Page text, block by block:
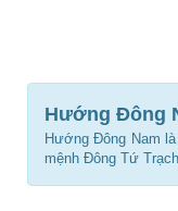
Hướng Đông
Hướng Đông Nam
mệnh Đông Tứ